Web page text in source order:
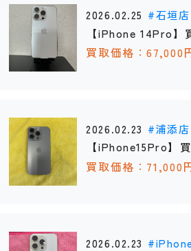
2026.02.25 石垣店
【iPhone 14Pro】
イト《石垣店》
買取価格：67,000
2026.02.23 浦添店
【iPhone15Pro】
ラル 《浦添店》
買取価格：71,000
2026.02.23